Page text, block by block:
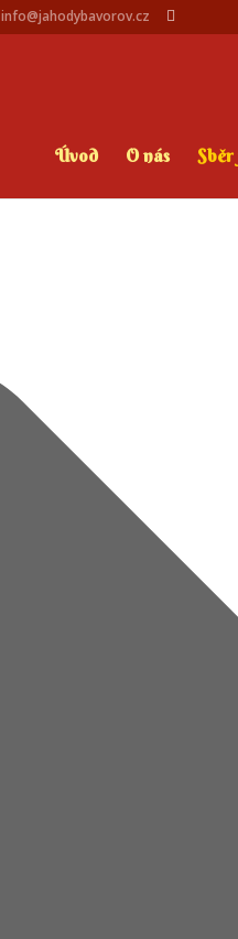
info@jahodybavorov.cz
Úvod O nás